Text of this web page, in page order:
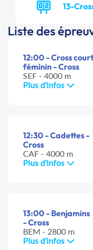
13-
Liste des
12:00 - Cross court
féminin - Cross
SEF - 4000 m
Plus d'infos
12:30 - Cadettes -
Cross
CAF - 4000 m
Plus d'infos
13:00 - Benjamins
- Cross
BEM - 2800 m
Plus d'infos